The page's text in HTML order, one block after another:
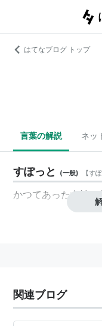
はてなブログ トップ
言葉の解説 ネッ
すぽっと (一般) 【す
かつてあった女性
関連ブログ